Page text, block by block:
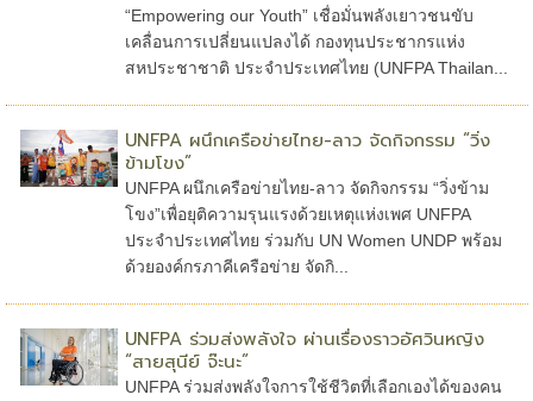
“Empowering our Youth” เชื่อมั่นพลังเยาวชนขับ
เคลื่อนการเปลี่ยนแปลงได้ กองทุนประชากรแห่ง
สหประชาชาติ ประจำประเทศไทย (UNFPA Thailan...
UNFPA ผนึกเครือข่ายไทย-ลาว จัดกิจกรรม “วิ่ง
ข้ามโขง”
UNFPA ผนึกเครือข่ายไทย-ลาว จัดกิจกรรม “วิ่งข้าม
โขง”เพื่อยุติความรุนแรงด้วยเหตุแห่งเพศ UNFPA
ประจำประเทศไทย ร่วมกับ UN Women UNDP พร้อม
ด้วยองค์กรภาคีเครือข่าย จัดกิ...
UNFPA ร่วมส่งพลังใจ ผ่านเรื่องราวอัศวินหญิง
“สายสุนีย์ จ๊ะนะ”
UNFPA ร่วมส่งพลังใจการใช้ชีวิตที่เลือกเองได้ของคน